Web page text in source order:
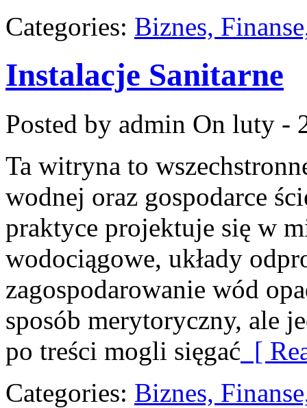
Categories: Biznes,
Instalacje Sanitarne
Posted by admin On luty -
Ta witryna to
wodnej oraz gospodarce
praktyce projektuje się w
wodociągowe, układy
zagospodarowanie wód
sposób merytoryczny, ale
po treści mogli sięgać [
Categories: Biznes,